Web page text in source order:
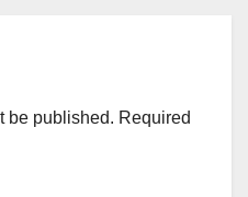
be published. Required